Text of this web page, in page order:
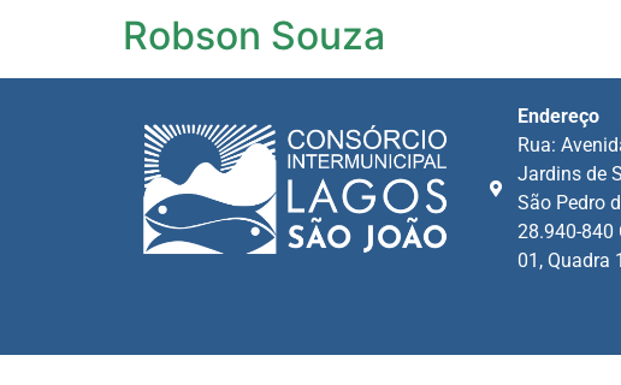
Robson Souza
Endereço
Rua:
Jardins de
São Pedro
28.940-840
01, Quadra